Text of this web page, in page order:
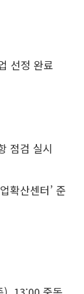
선정 완료
점검 실시
확산센터’ 준